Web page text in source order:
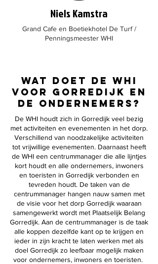
Niels Kamstra
Grand Cafe en Boetiekhotel De Turf /
Penningsmeester WHI
wat doet de WHi
voor gorredijk en
de ondernemers?
De WHI houdt zich in Gorredijk veel bezig
met activiteiten en evenementen in het dorp.
Verschillend van noodzakelijke activiteiten
tot vrijwillige evenementen. Daarnaast heeft
de WHI een centrummanager die alle lijntjes
kort houdt en alle ondernemers, inwoners
en toeristen in Gorredijk verbonden en
tevreden houdt. De taken van de
centrummanager hangen nauw samen met
de visie voor het dorp Gorredijk waaraan
samengewerkt wordt met Plaatselijk Belang
Gorredijk. Aan de centrummanager is de taak
alle koppen dezelfde kant op te krijgen en
ieder in zijn kracht te laten werken met als
doel Gorredijk zo leefbaar mogelijk maken
voor ondernemers, inwoners en toeristen.